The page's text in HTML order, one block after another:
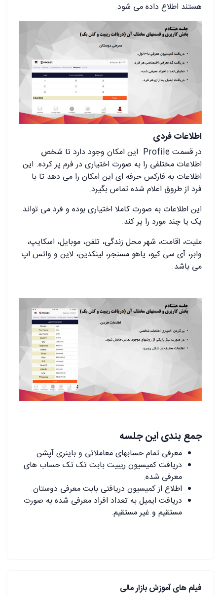
هستند اطلاع داده می شود.
اطلاعات فردی
در قسمت Profile این امکان وجود دارد تا شخص
اطلاعات مختلفی را به صورت اختیاری در فرم پر کرده. این
اطلاعات به فارکس حرفه ای این امکان را می دهد تا با
فرد از طروق اعلام شده تماس بگیرد.
این اطلاعات به صورت کاملا اختیاری بوده و فرد می تواند
یک یا چند مورد را پر کند.
ملیت، اقامت، شهر محل زندگی، تلفن، موبایل، اسکایپ،
وابر، آی سی کیو، یاهو مسنجر، لینکدین، لاین و واتس اپ
می باشد.
جمع بندی این جلسه
معرفی تمام حسابهای معاملاتی و باینری آپشن
دریافت کمیسیون ریبیت بابت تک تک حساب های
معرفی شده.
اطلاع از کمیسیون دریافتی بابت معرفی دوستان.
دریافت ایمیل به تعداد افراد معرفی شده به صورت
مستقیم و غیر مستقیم.
فیلم های آموزش بازار مالی